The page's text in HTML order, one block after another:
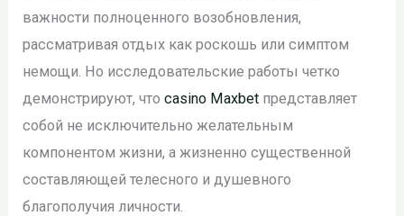
важности полноценного возобновления,
рассматривая отдых как роскошь или симптом
немощи. Но исследовательские работы четко
демонстрируют, чтоcasino Maxbet представляет
собой не исключительно желательным
компонентом жизни, а жизненно существенной
составляющей телесного и душевного
благополучия личности.